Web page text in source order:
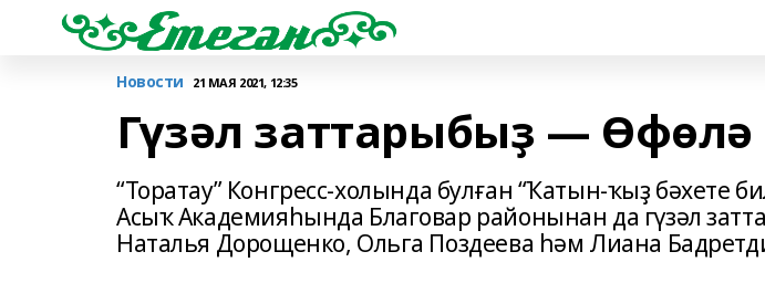
Новости 21 МАЯ 2021, 12:35
Гүзәл заттарыбыҙ — Өфөлә
“Торатау” Конгресс-холында булған “Ҡатын-ҡыҙ бәхете
Асыҡ Академияһында Благовар районынан да гүзәл
Наталья Дорощенко, Ольга Поздеева һәм Лиана